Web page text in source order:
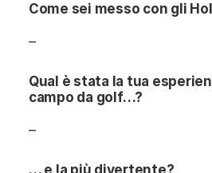
Come sei messo con gli
–
Qual è stata la tua
campo da golf…?
–
… e la più divertente?